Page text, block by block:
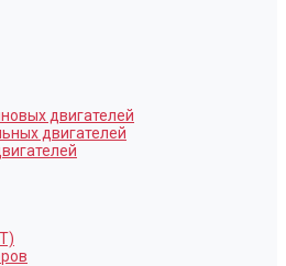
двигателей
двигателей